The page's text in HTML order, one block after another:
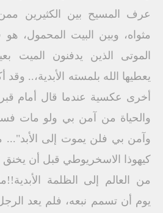
عرف المسيح بين الكثيرين
مثواه، وبين البيت المحمول،
الموتى الذين يدفنون الميت
يعطيها الله بلمسته الأبدية،..
أخرى عكسية عندما قال أمام قبر
والحياة من آمن بي ولو مات
وآمن بي فلن يموت إلى الأبد"...
كيهوذا الاسخريوطي قبل أن
من العالم إلى الظلمة
يوم أن تسمم نبعه، فلم يعد